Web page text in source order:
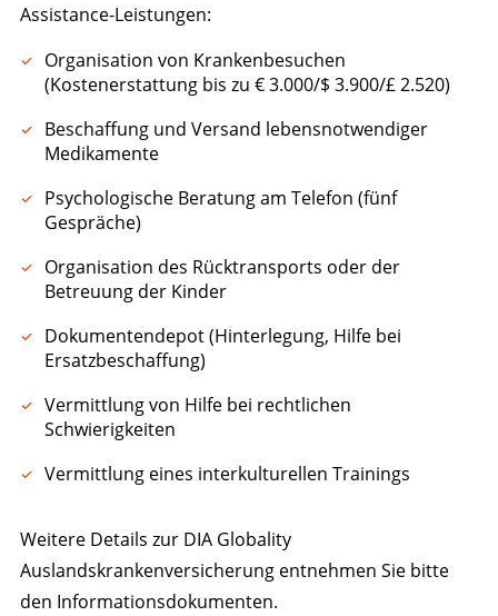
Assistance-Leistungen:
Organisation von Krankenbesuchen
(Kostenerstattung bis zu € 3.000/$ 3.900/£ 2.520)
Beschaffung und Versand lebensnotwendiger
Medikamente
Psychologische Beratung am Telefon (fünf
Gespräche)
Organisation des Rücktransports oder der
Betreuung der Kinder
Dokumentendepot (Hinterlegung, Hilfe bei
Ersatzbeschaffung)
Vermittlung von Hilfe bei rechtlichen
Schwierigkeiten
Vermittlung eines interkulturellen Trainings
Weitere Details zur DIA Globality
Auslandskrankenversicherung entnehmen Sie bitte
den Informationsdokumenten.